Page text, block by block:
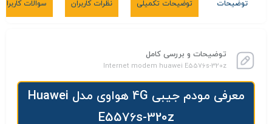
توضیحات توضیحات تکمیلی نظرات کاربران سوالات کاربران
توضیحات و بررسی کامل
Internet modem huawei E5576s-320z
معرفی مودم جیبی 4G هواوی مدل Huawei
E5576s-320z